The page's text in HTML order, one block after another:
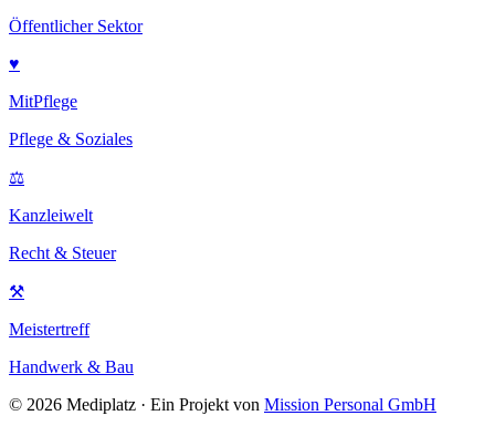
Öffentlicher Sektor
♥
MitPflege
Pflege & Soziales
⚖
Kanzleiwelt
Recht & Steuer
⚒
Meistertreff
Handwerk & Bau
© 2026 Mediplatz · Ein Projekt von Mission Personal GmbH